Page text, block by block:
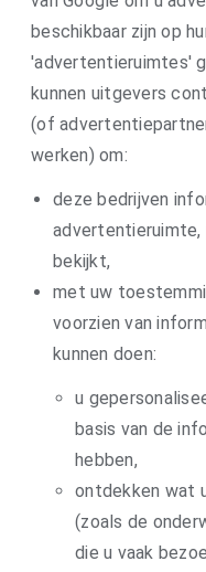
beschikbaar zijn op
'advertentieruimtes'
kunnen uitgevers
(of
werken) om:
deze bedrijven
bekijkt,
met uw
voorzien van
kunnen doen:
u
basis van de
hebben,
ontdekken wat
(zoals de
die u vaak